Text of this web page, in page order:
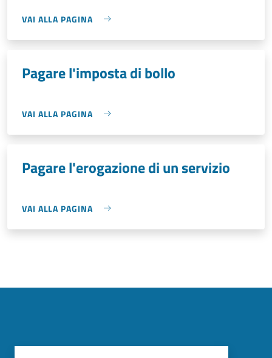
VAI ALLA PAGINA
Pagare l'imposta di bollo
VAI ALLA PAGINA
Pagare l'erogazione di un servizio
VAI ALLA PAGINA